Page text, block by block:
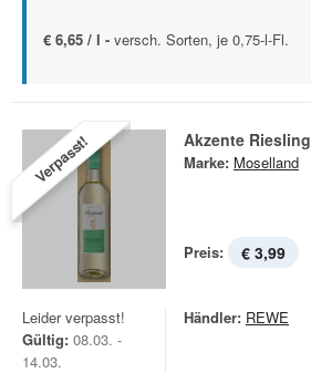
€ 6,65 / l - versch. Sorten, je 0,75-l-Fl.
Verpasst! Akzente Riesling
Marke: Moselland
Preis: € 3,99
Leider verpasst!
Gültig: 08.03. -
14.03.
Händler: REWE